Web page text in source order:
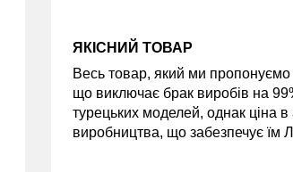
ЯКІСНИЙ ТОВАР
Весь товар, який ми пропонуємо
що виключає брак виробів на
турецьких моделей, однак ціна
виробництва, що забезпечує їм